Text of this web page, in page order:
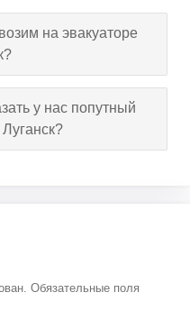
на эвакуаторе
у нас попутный
Обязательные поля